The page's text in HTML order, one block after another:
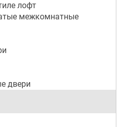
лофт
межкомнатные
двери